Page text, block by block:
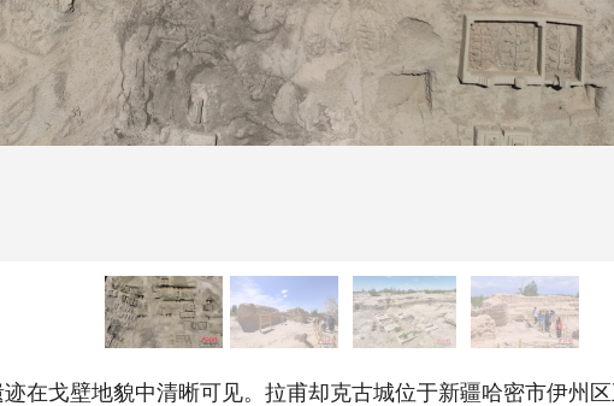
戈壁地貌中清晰可见。拉甫却克古城位于新疆哈密市伊州